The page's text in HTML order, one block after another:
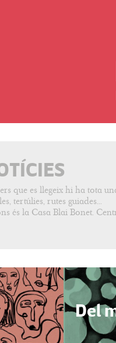
que es llegeix hi ha tota
tertúlies, rutes guiades...
és la Casa Blai Bonet.
Del